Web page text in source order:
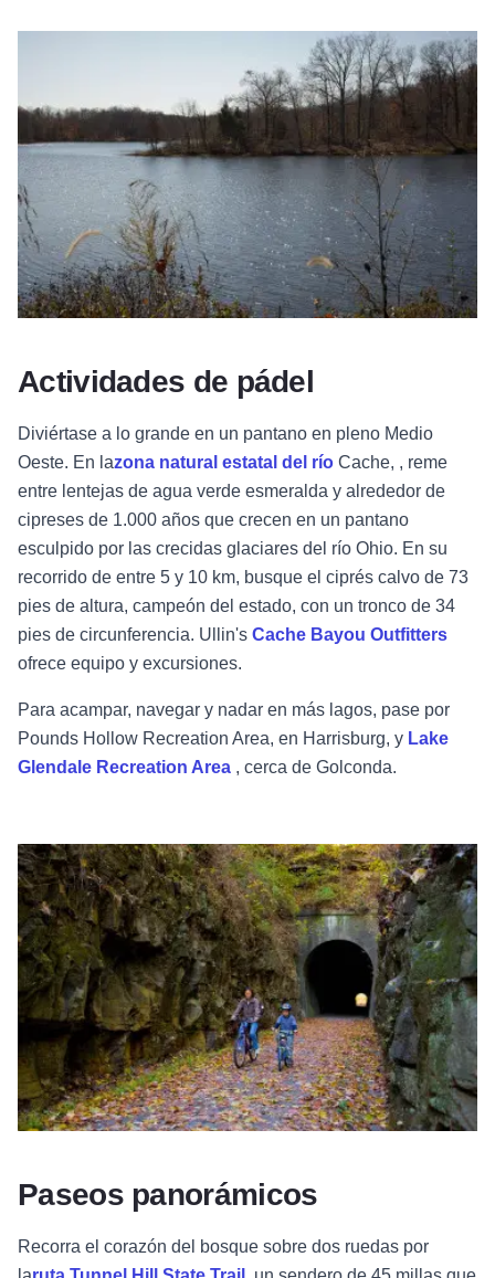
Actividades de pádel
Diviértase a lo grande en un pantano en pleno Medio
Oeste. En lazona natural estatal del río Cache, , reme
entre lentejas de agua verde esmeralda y alrededor de
cipreses de 1.000 años que crecen en un pantano
esculpido por las crecidas glaciares del río Ohio. En su
recorrido de entre 5 y 10 km, busque el ciprés calvo de 73
pies de altura, campeón del estado, con un tronco de 34
pies de circunferencia. Ullin's Cache Bayou Outfitters
ofrece equipo y excursiones.
Para acampar, navegar y nadar en más lagos, pase por
Pounds Hollow Recreation Area, en Harrisburg, y Lake
Glendale Recreation Area , cerca de Golconda.
Paseos panorámicos
Recorra el corazón del bosque sobre dos ruedas por